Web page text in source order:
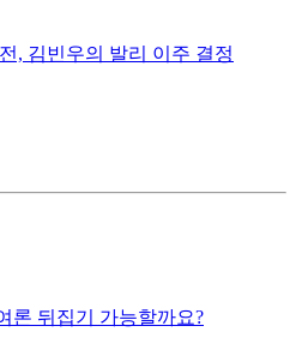
, 김빈우의 발리 이주 결정
론 뒤집기 가능할까요?